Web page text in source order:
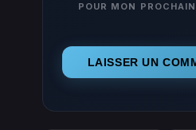
POUR MON